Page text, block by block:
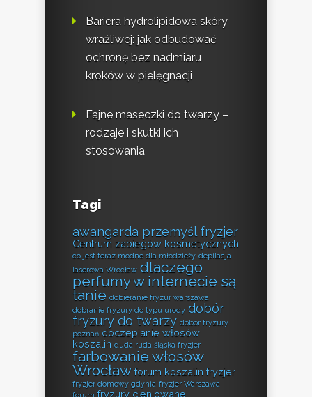
Bariera hydrolipidowa skóry
wrażliwej: jak odbudować
ochronę bez nadmiaru
kroków w pielęgnacji
Fajne maseczki do twarzy –
rodzaje i skutki ich
stosowania
Tagi
awangarda przemyśl fryzjer
Centrum zabiegów kosmetycznych
co jest teraz modne dla młodzieży depilacja
laserowa Wrocław dlaczego
perfumy w internecie są
tanie dobieranie fryzur warszawa
dobranie fryzury do typu urody dobór
fryzury do twarzy dobór fryzury
poznań doczepianie włosów
koszalin duda ruda śląska fryzjer
farbowanie włosów
Wrocław forum koszalin fryzjer
fryzjer domowy gdynia fryzjer Warszawa
forum fryzury cieniowane